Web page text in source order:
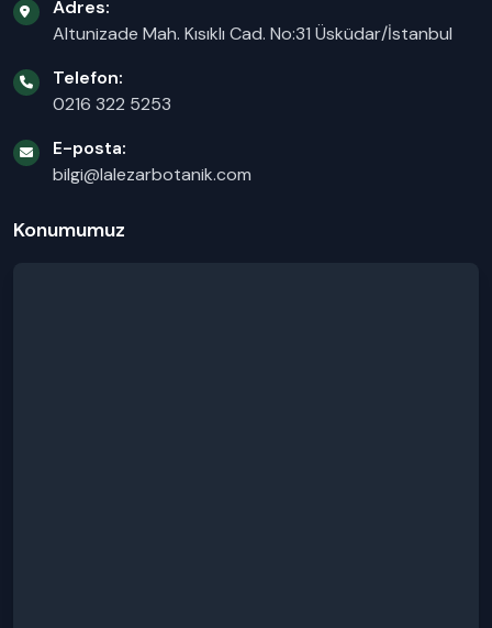
Adres:
Altunizade Mah. Kısıklı Cad. No:31 Üsküdar/İstanbul
Telefon:
0216 322 5253
E-posta:
bilgi@lalezarbotanik.com
Konumumuz